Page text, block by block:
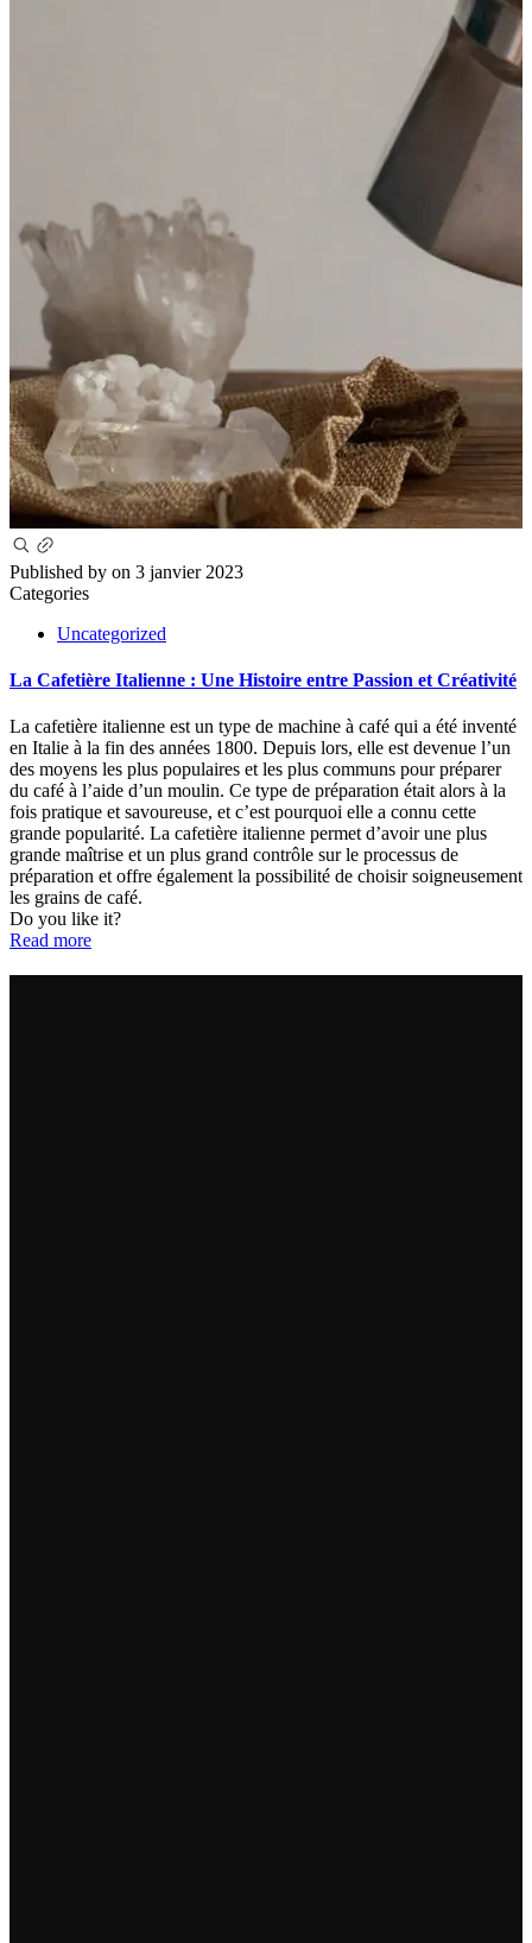
Published by on 3 janvier 2023
Categories
Uncategorized
La Cafetière Italienne : Une Histoire entre Passion et Créativité
La cafetière italienne est un type de machine à café qui a été inventé
en Italie à la fin des années 1800. Depuis lors, elle est devenue l’un
des moyens les plus populaires et les plus communs pour préparer
du café à l’aide d’un moulin. Ce type de préparation était alors à la
fois pratique et savoureuse, et c’est pourquoi elle a connu cette
grande popularité. La cafetière italienne permet d’avoir une plus
grande maîtrise et un plus grand contrôle sur le processus de
préparation et offre également la possibilité de choisir soigneusement
les grains de café.
Do you like it?
Read more